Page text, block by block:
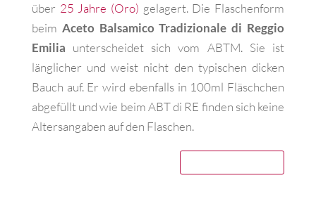
über 25 Jahre (Oro) gelagert. Die Flaschenform
beim Aceto Balsamico Tradizionale di Reggio
Emilia unterscheidet sich vom ABTM. Sie ist
länglicher und weist nicht den typischen dicken
Bauch auf. Er wird ebenfalls in 100ml Fläschchen
abgefüllt und wie beim ABT di RE finden sich keine
Altersangaben auf den Flaschen.